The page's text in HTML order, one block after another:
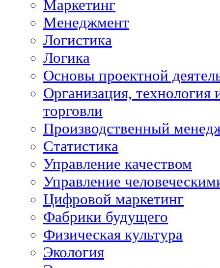
Маркетинг
Менеджмент
Логистика
Логика
Основы проектной
Организация, технология
торговли
Производственный
Статистика
Управление качеством
Управление
Цифровой маркетинг
Фабрики будущего
Физическая культура
Экология